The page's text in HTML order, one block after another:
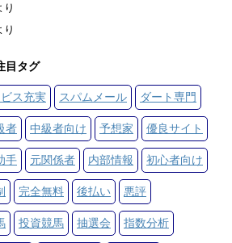
り
り
目タグ
ス充実 スパムメール ダート専門
者 中級者向け 予想家 優良サイト
手 元関係者 内部情報 初心者向け
完全無料 後払い 悪評
投資競馬 抽選会 指数分析